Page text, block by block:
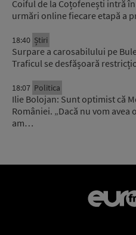
Coiful de la Coțofenești intră
urmări online fiecare etapă a
18:40 Știri
Surpare a carosabilului pe
Traficul se desfășoară
18:07 Politica
Ilie Bolojan: Sunt optimist că
României. „Dacă nu vom
am…